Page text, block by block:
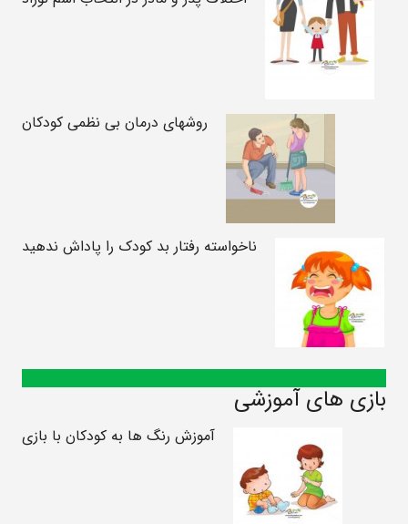
روشهای درمان بی نظمی کودکان
ناخواسته رفتار بد کودک را پاداش ندهید
بازی های آموزشی
آموزش رنگ ها به کودکان با بازی